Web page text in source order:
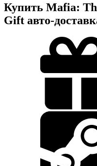
Купить Mafia:
Gift авто-